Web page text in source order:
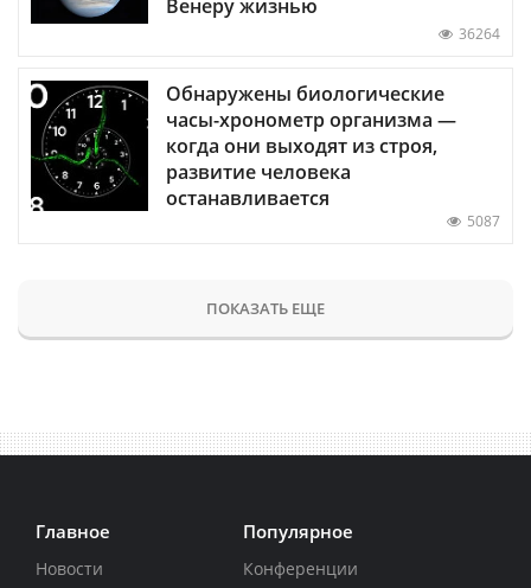
Венеру жизнью
36264
Обнаружены биологические
часы-хронометр организма —
когда они выходят из строя,
развитие человека
останавливается
5087
ПОКАЗАТЬ ЕЩЕ
Главное
Новости
Популярное
Конференции